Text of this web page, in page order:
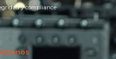
y compliance